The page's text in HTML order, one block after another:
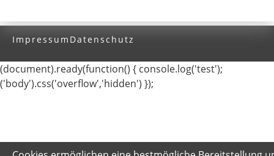
Impressum Datenschutz
(document).ready(function() { console.log('test');
('body').css('overflow','hidden') });